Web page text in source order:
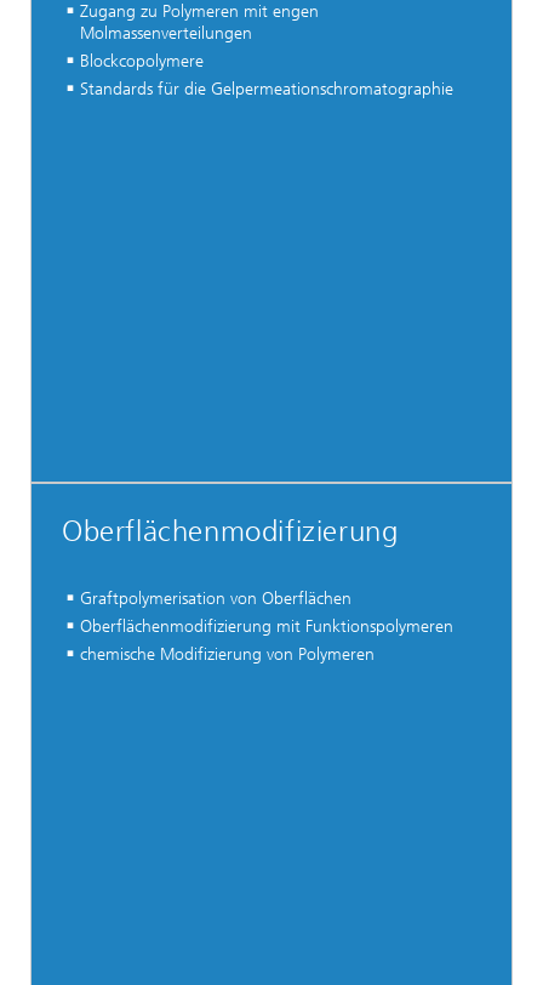
Zugang zu Polymeren mit engen
Molmassenverteilungen
Blockcopolymere
Standards für die Gelpermeationschromatographie
Oberflächenmodifizierung
Graftpolymerisation von Oberflächen
Oberflächenmodifizierung mit Funktionspolymeren
chemische Modifizierung von Polymeren